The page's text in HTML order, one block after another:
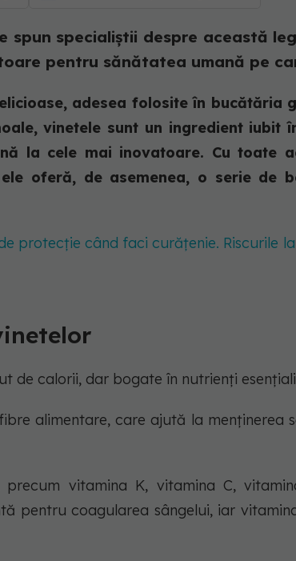
spun specialiștii despre această
pentru sănătatea umană pe
adesea folosite în bucătăria
vinetele sunt un ingredient iubit
la cele mai inovatoare. Cu toate
oferă, de asemenea, o serie de
protecție când faci curățenie. Riscurile
de calorii, dar bogate în nutrienți
alimentare, care ajută la menținerea
precum vitamina K, vitamina C,
pentru coagularea sângelui, iar